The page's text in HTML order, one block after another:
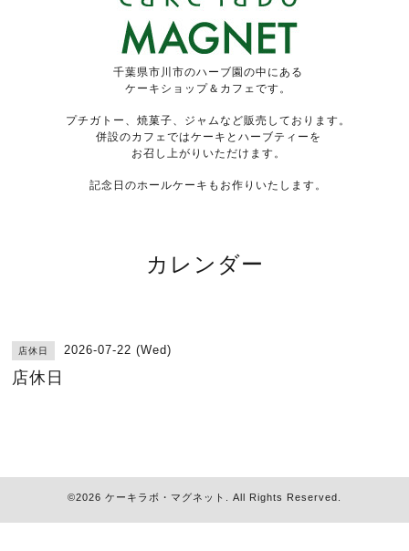
千葉県市川市のハーブ園の中にある
ケーキショップ＆カフェです。
プチガトー、焼菓子、ジャムなど販売しております。
併設のカフェではケーキとハーブティーを
お召し上がりいただけます。
記念日のホールケーキもお作りいたします。
カレンダー
店休日 2026-07-22 (Wed)
店休日
©2026 ケーキラボ・マグネット . All Rights Reserved.